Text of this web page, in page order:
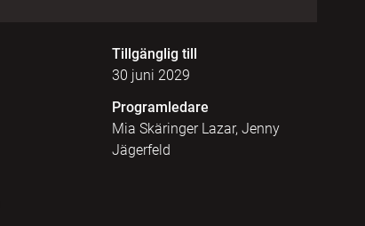
Tillgänglig till
30 juni 2029
Programledare
Mia Skäringer Lazar, Jenny
Jägerfeld